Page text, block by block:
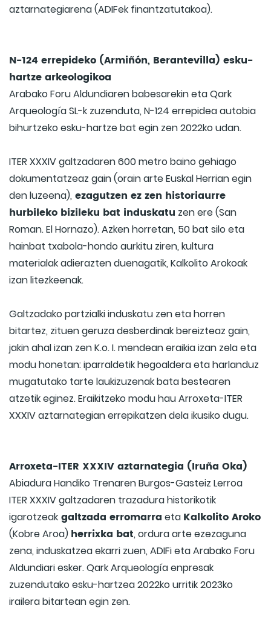
aztarnategiarena (ADIFek finantzatutakoa).
N-124 errepideko (Armiñón, Berantevilla) esku-
hartze arkeologikoa
Arabako Foru Aldundiaren babesarekin eta Qark
Arqueología SL-k zuzenduta, N-124 errepidea autobia
bihurtzeko esku-hartze bat egin zen 2022ko udan.
ITER XXXIV galtzadaren 600 metro baino gehiago
dokumentatzeaz gain (orain arte Euskal Herrian egin
den luzeena), ezagutzen ez zen historiaurre
hurbileko bizileku bat induskatu zen ere (San
Roman. El Hornazo). Azken horretan, 50 bat silo eta
hainbat txabola-hondo aurkitu ziren, kultura
materialak adierazten duenagatik, Kalkolito Arokoak
izan litezkeenak.
Galtzadako partzialki induskatu zen eta horren
bitartez, zituen geruza desberdinak bereizteaz gain,
jakin ahal izan zen K.o. I. mendean eraikia izan zela eta
modu honetan: iparraldetik hegoaldera eta harlanduz
mugatutako tarte laukizuzenak bata bestearen
atzetik eginez. Eraikitzeko modu hau Arroxeta-ITER
XXXIV aztarnategian errepikatzen dela ikusiko dugu.
Arroxeta-ITER XXXIV aztarnategia (Iruña Oka)
Abiadura Handiko Trenaren Burgos-Gasteiz Lerroa
ITER XXXIV galtzadaren trazadura historikotik
igarotzeak galtzada erromarra eta Kalkolito Aroko
(Kobre Aroa) herrixka bat, ordura arte ezezaguna
zena, induskatzea ekarri zuen, ADIFi eta Arabako Foru
Aldundiari esker. Qark Arqueología enpresak
zuzendutako esku-hartzea 2022ko urritik 2023ko
irailera bitartean egin zen.